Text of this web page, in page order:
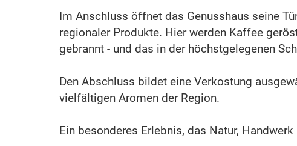
Im Anschluss öffnet das Genusshaus seine
regionaler Produkte. Hier werden Kaffee
gebrannt - und das in der höchstgelegenen
Den Abschluss bildet eine Verkostung
vielfältigen Aromen der Region.
Ein besonderes Erlebnis, das Natur,